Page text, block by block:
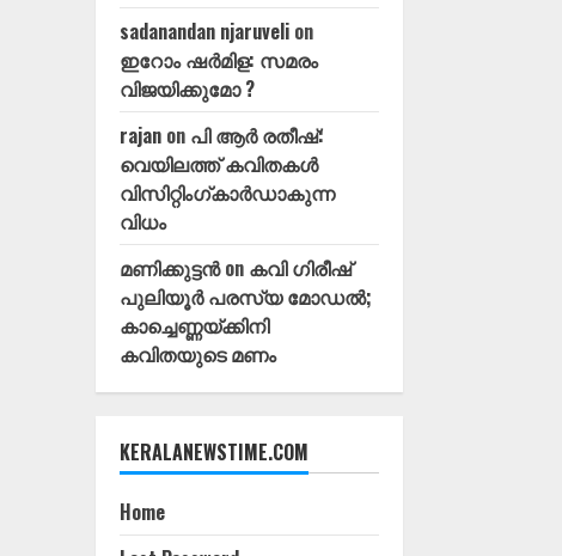
sadanandan njaruveli on
ഇറോം ഷർമിള: സമരം
വിജയിക്കുമോ ?
rajan on പി ആർ രതീഷ്:
വെയിലത്ത്‌ കവിതകൾ
വിസിറ്റിംഗ്കാർഡാകുന്ന
വിധം
മണിക്കുട്ടൻon കവി ഗിരീഷ്‌
പുലിയൂർ പരസ്യ മോഡൽ;
കാച്ചെണ്ണയ്ക്കിനി
കവിതയുടെ മണം
KERALANEWSTIME.COM
Home